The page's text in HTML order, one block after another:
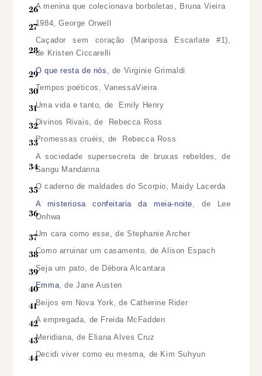
A menina que colecionava borboletas, Bruna Vieira
1984, George Orwell
Caçador sem coração (Mariposa Escarlate #1),
de Kristen Ciccarelli
O que resta de nós
, de Virginie Grimaldi
Tempos poéticos, VanessaVieira
Uma vida e tanto, de Emily Henry
Divinos Rivais, de Rebecca Ross
Promessas cruéis, de Rebecca Ross
A sociedade supersecreta de bruxas rebeldes, de
Sangu Mandanna
O caderno de maldades do Scorpio, Maidy Lacerda
A misteriosa confeitaria da meia-noite , de Lee
Onhwa
Um cara como esse, de Stephanie Archer
Como arruinar um casamento, de Alison Espach
Seja um pato, de Débora Alcantara
Emma, de Jane Austen
Beijos em Nova York, de Catherine Rider
A empregada, de Freida McFadden
Meridiana, de Eliana Alves Cruz
Decidi viver como eu mesma, de Kim Suhyun